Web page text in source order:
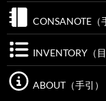
CONSANOTE（
INVENTORY（目
ABOUT（手引）